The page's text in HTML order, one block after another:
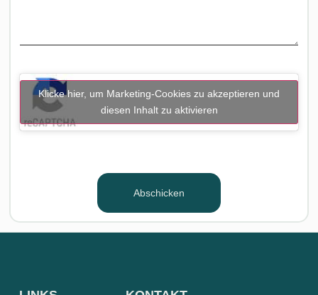
Klicke hier, um Marketing-Cookies zu akzeptieren und
diesen Inhalt zu aktivieren
Abschicken